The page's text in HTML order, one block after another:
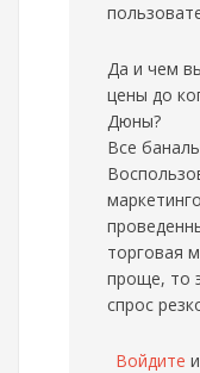
Да и чем
цены до
Дюны?
Все
торговая
проще, то
спрос
Войдите